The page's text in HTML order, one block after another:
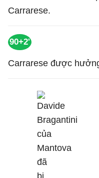
Carrarese.
90+2'
Carrarese được